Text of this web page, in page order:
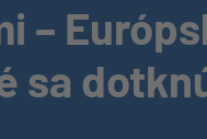
–
sa